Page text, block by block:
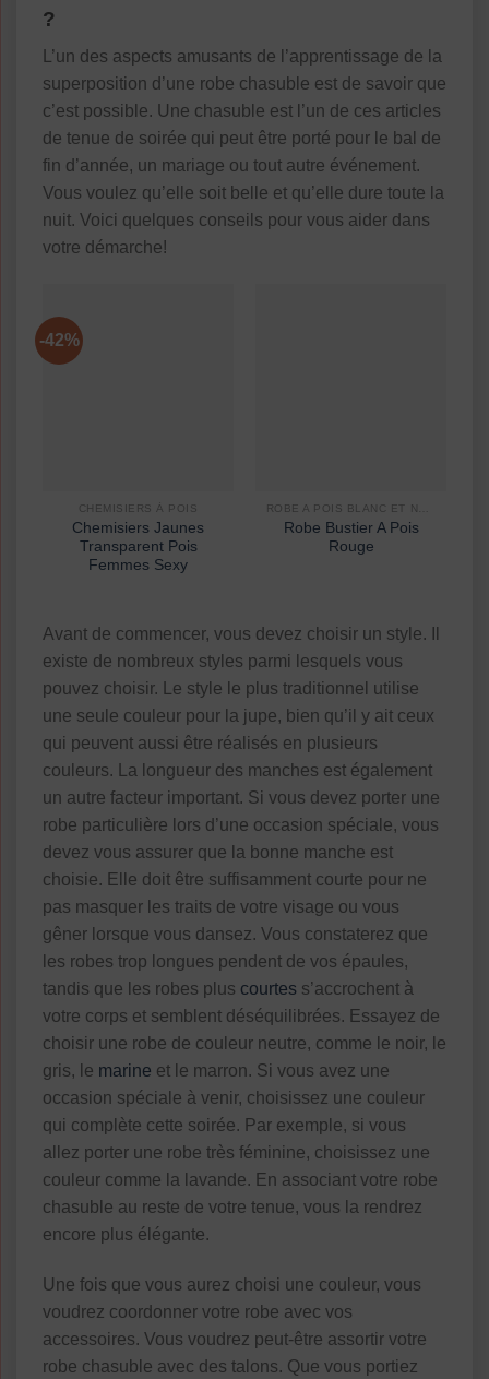
?
L’un des aspects amusants de l’apprentissage de la
superposition d’une robe chasuble est de savoir que
c’est possible. Une chasuble est l’un de ces articles
de tenue de soirée qui peut être porté pour le bal de
fin d’année, un mariage ou tout autre événement.
Vous voulez qu’elle soit belle et qu’elle dure toute la
nuit. Voici quelques conseils pour vous aider dans
votre démarche!
-42%
CHEMISIERS À POIS
Chemisiers Jaunes
Transparent Pois
Femmes Sexy
Robe Bustier A Pois
Rouge
Avant de commencer, vous devez choisir un style. Il
existe de nombreux styles parmi lesquels vous
pouvez choisir. Le style le plus traditionnel utilise
une seule couleur pour la jupe, bien qu’il y ait ceux
qui peuvent aussi être réalisés en plusieurs
couleurs. La longueur des manches est également
un autre facteur important. Si vous devez porter une
robe particulière lors d’une occasion spéciale, vous
devez vous assurer que la bonne manche est
choisie. Elle doit être suffisamment courte pour ne
pas masquer les traits de votre visage ou vous
gêner lorsque vous dansez. Vous constaterez que
les robes trop longues pendent de vos épaules,
tandis que les robes plus courtes s’accrochent à
votre corps et semblent déséquilibrées. Essayez de
choisir une robe de couleur neutre, comme le noir, le
gris, le marine et le marron. Si vous avez une
occasion spéciale à venir, choisissez une couleur
qui complète cette soirée. Par exemple, si vous
allez porter une robe très féminine, choisissez une
couleur comme la lavande. En associant votre robe
chasuble au reste de votre tenue, vous la rendrez
encore plus élégante.
Une fois que vous aurez choisi une couleur, vous
voudrez coordonner votre robe avec vos
accessoires. Vous voudrez peut-être assortir votre
robe chasuble avec des talons. Que vous portiez